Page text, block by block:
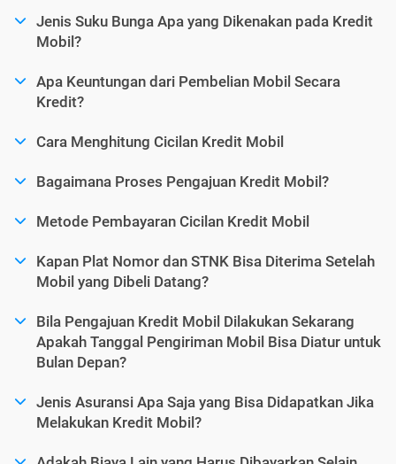
Jenis Suku Bunga Apa yang Dikenakan pada Kredit
Mobil?
Apa Keuntungan dari Pembelian Mobil Secara
Kredit?
Cara Menghitung Cicilan Kredit Mobil
Bagaimana Proses Pengajuan Kredit Mobil?
Metode Pembayaran Cicilan Kredit Mobil
Kapan Plat Nomor dan STNK Bisa Diterima Setelah
Mobil yang Dibeli Datang?
Bila Pengajuan Kredit Mobil Dilakukan Sekarang
Apakah Tanggal Pengiriman Mobil Bisa Diatur untuk
Bulan Depan?
Jenis Asuransi Apa Saja yang Bisa Didapatkan Jika
Melakukan Kredit Mobil?